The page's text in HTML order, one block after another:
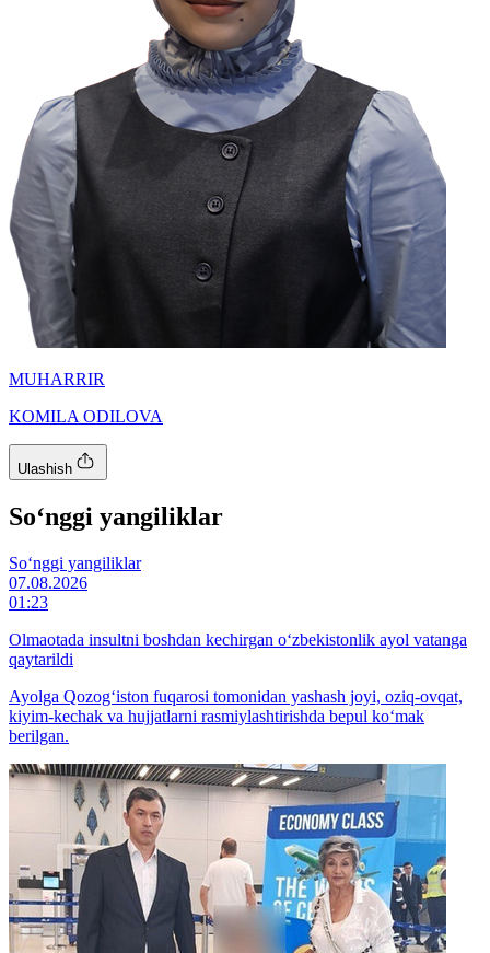
MUHARRIR
KOMILA ODILOVA
Ulashish
So‘nggi yangiliklar
So‘nggi yangiliklar
07.08.2026
01:23
Olmaotada insultni boshdan kechirgan o‘zbekistonlik ayol vatanga
qaytarildi
Ayolga Qozog‘iston fuqarosi tomonidan yashash joyi, oziq-ovqat,
kiyim-kechak va hujjatlarni rasmiylashtirishda bepul ko‘mak
berilgan.